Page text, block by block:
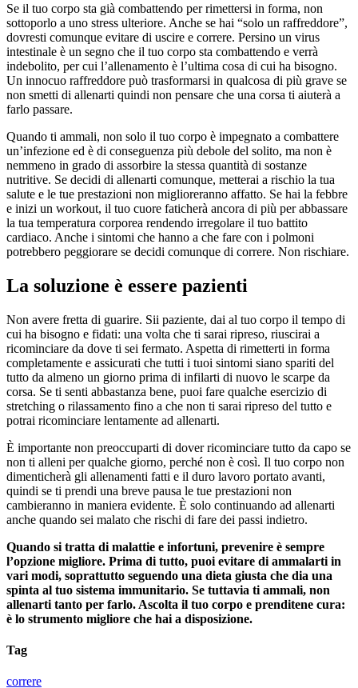
Se il tuo corpo sta già combattendo per rimettersi in forma, non
sottoporlo a uno stress ulteriore. Anche se hai “solo un raffreddore”,
dovresti comunque evitare di uscire e correre. Persino un virus
intestinale è un segno che il tuo corpo sta combattendo e verrà
indebolito, per cui l’allenamento è l’ultima cosa di cui ha bisogno.
Un innocuo raffreddore può trasformarsi in qualcosa di più grave se
non smetti di allenarti quindi non pensare che una corsa ti aiuterà a
farlo passare.
Quando ti ammali, non solo il tuo corpo è impegnato a combattere
un’infezione ed è di conseguenza più debole del solito, ma non è
nemmeno in grado di assorbire la stessa quantità di sostanze
nutritive. Se decidi di allenarti comunque, metterai a rischio la tua
salute e le tue prestazioni non miglioreranno affatto. Se hai la febbre
e inizi un workout, il tuo cuore faticherà ancora di più per abbassare
la tua temperatura corporea rendendo irregolare il tuo battito
cardiaco. Anche i sintomi che hanno a che fare con i polmoni
potrebbero peggiorare se decidi comunque di correre. Non rischiare.
La soluzione è essere pazienti
Non avere fretta di guarire. Sii paziente, dai al tuo corpo il tempo di
cui ha bisogno e fidati: una volta che ti sarai ripreso, riuscirai a
ricominciare da dove ti sei fermato. Aspetta di rimetterti in forma
completamente e assicurati che tutti i tuoi sintomi siano spariti del
tutto da almeno un giorno prima di infilarti di nuovo le scarpe da
corsa. Se ti senti abbastanza bene, puoi fare qualche esercizio di
stretching o rilassamento fino a che non ti sarai ripreso del tutto e
potrai ricominciare lentamente ad allenarti.
È importante non preoccuparti di dover ricominciare tutto da capo se
non ti alleni per qualche giorno, perché non è così. Il tuo corpo non
dimenticherà gli allenamenti fatti e il duro lavoro portato avanti,
quindi se ti prendi una breve pausa le tue prestazioni non
cambieranno in maniera evidente. È solo continuando ad allenarti
anche quando sei malato che rischi di fare dei passi indietro.
Quando si tratta di malattie e infortuni, prevenire è sempre
l’opzione migliore. Prima di tutto, puoi evitare di ammalarti in
vari modi, soprattutto seguendo una dieta giusta che dia una
spinta al tuo sistema immunitario. Se tuttavia ti ammali, non
allenarti tanto per farlo. Ascolta il tuo corpo e prenditene cura:
è lo strumento migliore che hai a disposizione.
Tag
correre